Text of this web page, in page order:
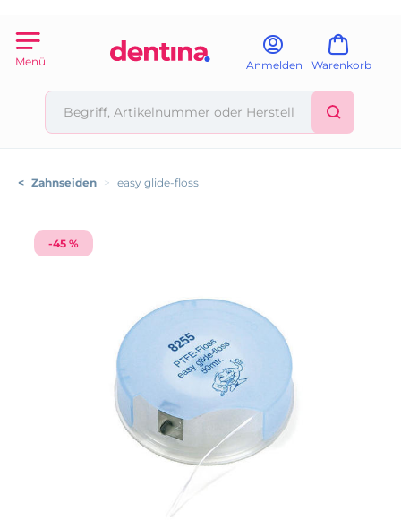
Menü Anmelden Warenkorb
< Zahnseiden > easy glide-floss
-45 %